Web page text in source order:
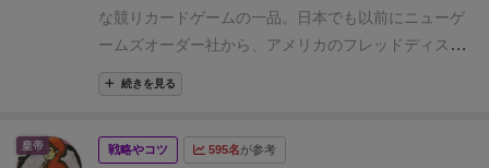
な競りカードゲームの一品。
日本でも以前にニューゲ
ームズオーダー社から、アメリカのフレッドディスト
リビューション社版の日本語版が発売されていたとこ
ろを、同じくこのNGO社から最近になってコンパクト
でしょう。
この製品はイラストデザインも、「枯山
続きを見る
戦略やコツ 595名が参考
皇帝